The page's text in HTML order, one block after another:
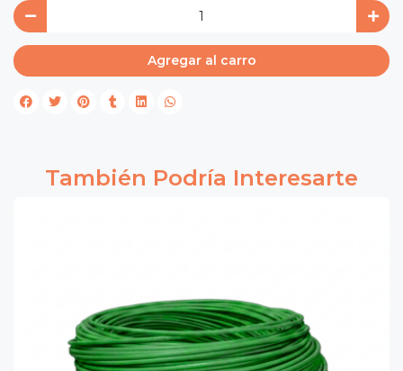
Agregar al carro
También Podría Interesarte